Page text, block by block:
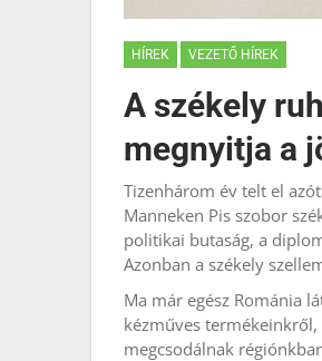
HÍREK VEZETŐ HÍREK
A székely
megnyitja a
Tizenhárom év telt el
Manneken Pis szobor
politikai butaság, a
Azonban a székely
Ma már egész Románia
kézműves
megcsodálnak